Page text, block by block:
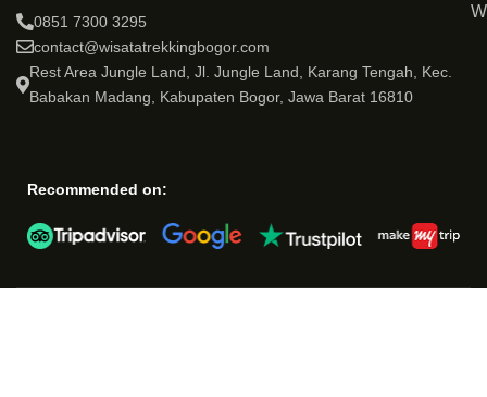
0851 7300 3295
contact@wisatatrekkingbogor.com
Rest Area Jungle Land, Jl. Jungle Land, Karang Tengah, Kec.
Babakan Madang, Kabupaten Bogor, Jawa Barat 16810
Recommended on: